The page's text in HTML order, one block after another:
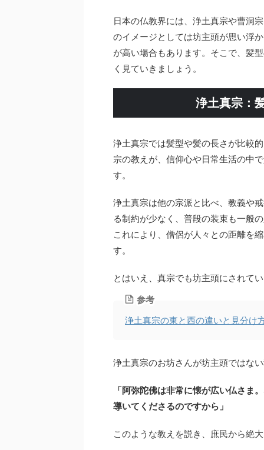
日本の仏教界には、浄土真宗や曹洞
のイメージとしては坊主頭が思い浮
が高い場合もあります。そこで、髪
く見ていきましょう。
浄土真宗：
浄土真宗では髪型や髪の長さが比較
宗の教えが、信仰心や日常生活の中
す。
浄土真宗は他の宗派と比べ、教義や
る制約が少なく、普段の装束も一般
これにより、僧侶が人々との距離を
す。
とはいえ、真宗でも坊主頭にされて
参考
浄土真宗の東と西の違いと見分け
浄土真宗のお坊さんが坊主頭ではな
「阿弥陀佛は非常に懐が広い仏さま
導いてくださるのですから」
このような教えを説き、庶民から絶